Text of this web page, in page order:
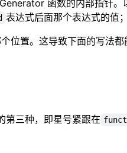
函数的内部指针。
表达式后面那个表达式的值；
位置。这导致下面的写法都
第三种，即星号紧跟在